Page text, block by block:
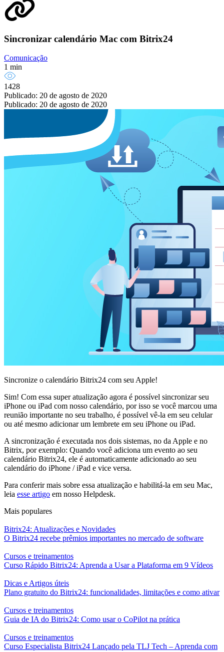
Sincronizar calendário Mac com Bitrix24
Comunicação
1 min
1428
Publicado: 20 de agosto de 2020
Publicado: 20 de agosto de 2020
Sincronize o calendário Bitrix24 com seu Apple!
Sim! Com essa super atualização agora é possível sincronizar seu
iPhone ou iPad com nosso calendário, por isso se você marcou uma
reunião importante no seu trabalho, é possível vê-la em seu celular
ou até mesmo adicionar um lembrete em seu iPhone ou iPad.
A sincronização é executada nos dois sistemas, no da Apple e no
Bitrix, por exemplo: Quando você adiciona um evento ao seu
calendário Bitrix24, ele é automaticamente adicionado ao seu
calendário do iPhone / iPad e vice versa.
Para conferir mais sobre essa atualização e habilitá-la em seu Mac,
leia esse artigo em nosso Helpdesk.
Mais populares
Bitrix24: Atualizações e Novidades
O Bitrix24 recebe prêmios importantes no mercado de software
Cursos e treinamentos
Curso Rápido Bitrix24: Aprenda a Usar a Plataforma em 9 Vídeos
Dicas e Artigos úteis
Plano gratuito do Bitrix24: funcionalidades, limitações e como ativar
Cursos e treinamentos
Guia de IA do Bitrix24: Como usar o CoPilot na prática
Cursos e treinamentos
Curso Especialista Bitrix24 Lançado pela TLJ Tech – Aprenda com